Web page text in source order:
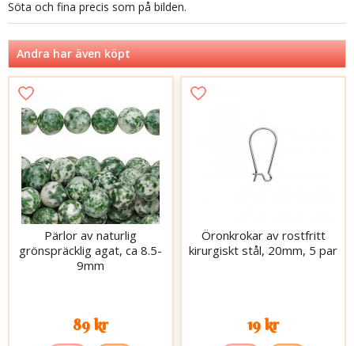
Söta och fina precis som på bilden.
Andra har även köpt
Pärlor av naturlig
grönspräcklig agat, ca 8.5-
9mm
89 kr
Öronkrokar av rostfritt
kirurgiskt stål, 20mm, 5 par
19 kr